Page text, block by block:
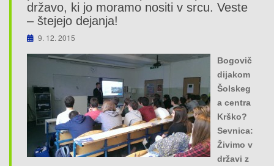
a
a
t
i
o
n
državo, ki jo moramo nositi v srcu. Veste
– štejejo dejanja!
9. 12. 2015
Bogovič
dijakom
Šolskeg
a centra
Krško?
Sevnica:
Živimo v
državi z